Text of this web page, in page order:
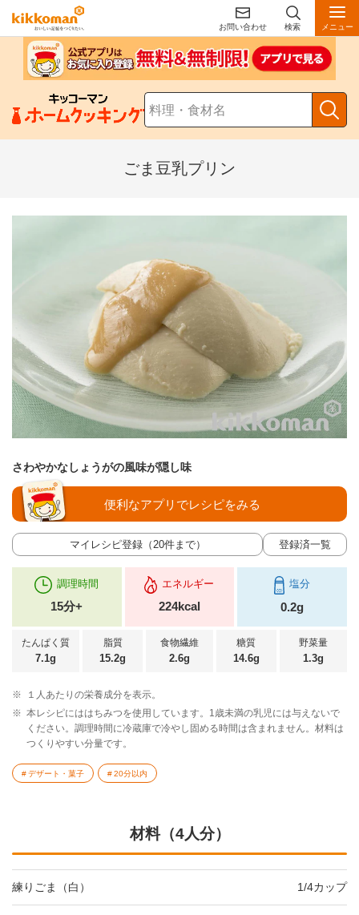
お問い合わせ 検索 メニュー
ごま豆乳プリン
さわやかなしょうがの風味が隠し味
マイレシピ登録（20件まで） 登録済一覧
便利なアプリでレシピをみる
調理時間
15分+
エネルギー
224kcal
塩分
0.2g
たんぱく質
7.1g
脂質
15.2g
食物繊維
2.6g
糖質
14.6g
野菜量
1.3g
※
１人あたりの栄養成分を表示。
※ 本レシピにははちみつを使用しています。1歳未満の乳児には与えないで
ください。調理時間に冷蔵庫で冷やし固める時間は含まれません。材料は
つくりやすい分量です。
デザート・菓子 20分以内
材料（4人分）
練りごま（白） 1/4カップ